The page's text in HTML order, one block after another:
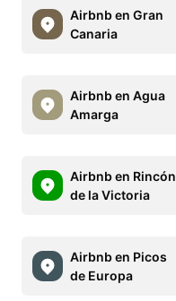
Airbnb en Gran
Canaria
Airbnb en Agua
Amarga
Airbnb en Rincón
de la Victoria
Airbnb en Picos
de Europa